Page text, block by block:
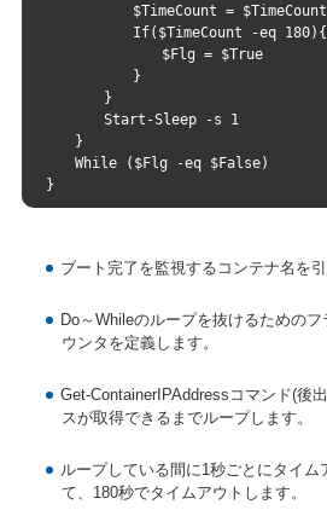
$TimeCount = $TimeCount
If($TimeCount -eq 180){
$Flg = $True
}
}
Start-Sleep -s 1
}
While ($Flg -eq $False)
}
ブート完了を監視するコンテナ名を引
Do～Whileのループを抜けるための
ウンタを定義します。
Get-ContainerIPAddressコマンド(後
スが取得できるまでループします。
ループしている間に1秒ごとにタイム
て、180秒でタイムアウトします。